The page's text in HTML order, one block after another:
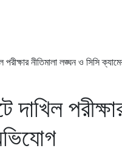
পরীক্ষার নীতিমালা লঙ্ঘন ও সিসি
দাখিল